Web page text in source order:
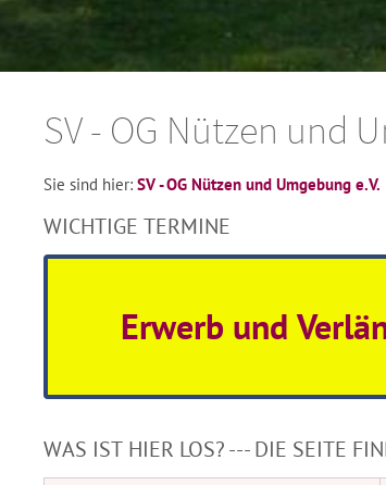
SV - OG Nützen und
Sie sind hier: SV - OG Nützen und Umgebung e.V.
WICHTIGE TERMINE
Erwerb und
WAS IST HIER LOS? --- DIE SEITE